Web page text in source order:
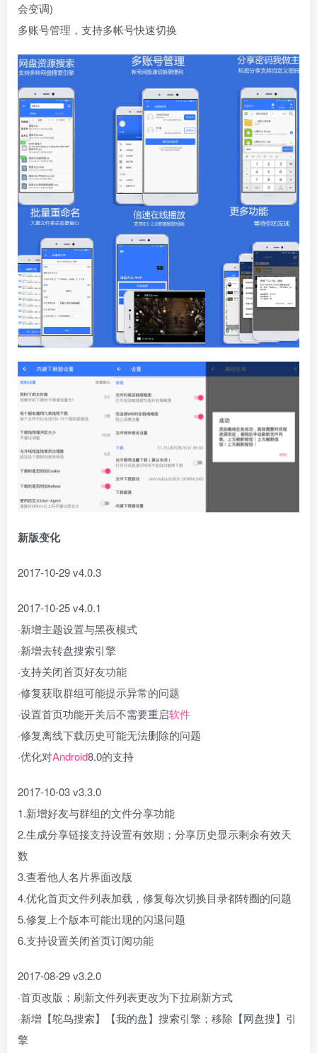
会变调)
多账号管理，支持多帐号快速切换
新版变化
2017-10-29 v4.0.3
2017-10-25 v4.0.1
·新增主题设置与黑夜模式
·新增去转盘搜索引擎
·支持关闭首页好友功能
·修复获取群组可能提示异常的问题
·设置首页功能开关后不需要重启软件
·修复离线下载历史可能无法删除的问题
·优化对Android8.0的支持
2017-10-03 v3.3.0
1.新增好友与群组的文件分享功能
2.生成分享链接支持设置有效期；分享历史显示剩余有效天
数
3.查看他人名片界面改版
4.优化首页文件列表加载，修复每次切换目录都转圈的问题
5.修复上个版本可能出现的闪退问题
6.支持设置关闭首页订阅功能
2017-08-29 v3.2.0
·首页改版；刷新文件列表更改为下拉刷新方式
·新增【鸵鸟搜索】【我的盘】搜索引擎；移除【网盘搜】引
擎